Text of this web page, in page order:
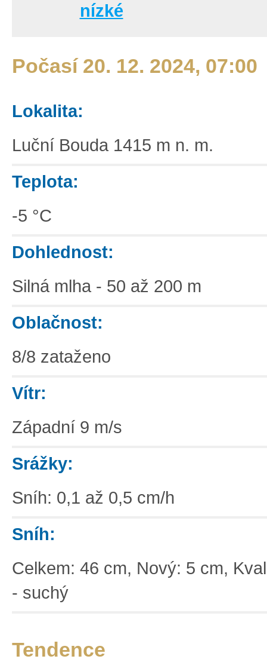
nízké
Počasí 20. 12. 2024, 07:00
Lokalita:
Luční Bouda 1415 m n. m.
Teplota:
-5 °C
Dohlednost:
Silná mlha - 50 až 200 m
Oblačnost:
8/8 zataženo
Vítr:
Západní 9 m/s
Srážky:
Sníh: 0,1 až 0,5 cm/h
Sníh:
Celkem: 46 cm, Nový: 5 cm,
- suchý
Tendence